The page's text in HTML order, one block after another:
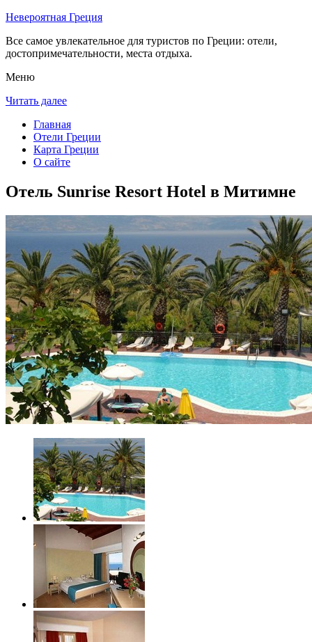
Невероятная Греция
Все самое увлекательное для туристов по Греции: отели,
достопримечательности, места отдыха.
Меню
Читать далее
Главная
Отели Греции
Карта Греции
О сайте
Отель Sunrise Resort Hotel в Митимне